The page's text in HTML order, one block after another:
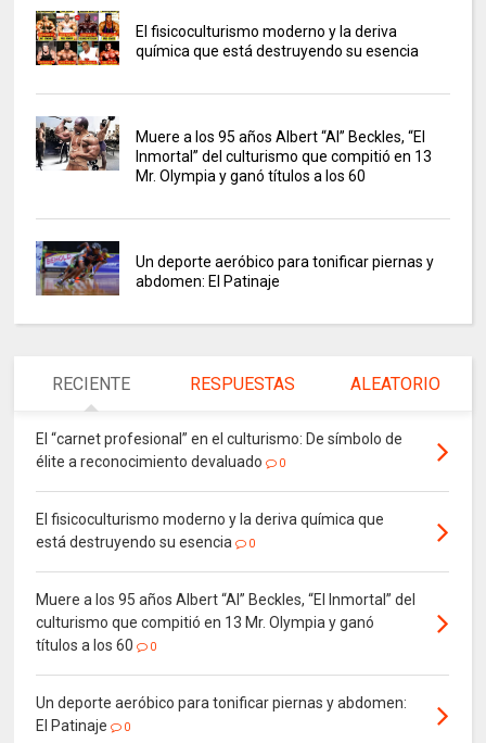
El fisicoculturismo moderno y la deriva
química que está destruyendo su esencia
Muere a los 95 años Albert “Al” Beckles, “El
Inmortal” del culturismo que compitió en 13
Mr. Olympia y ganó títulos a los 60
Un deporte aeróbico para tonificar piernas y
abdomen: El Patinaje
RECIENTE RESPUESTAS ALEATORIO
El “carnet profesional” en el culturismo: De símbolo de
élite a reconocimiento devaluado
0
El fisicoculturismo moderno y la deriva química que
está destruyendo su esencia
0
Muere a los 95 años Albert “Al” Beckles, “El Inmortal” del
culturismo que compitió en 13 Mr. Olympia y ganó
títulos a los 60
0
Un deporte aeróbico para tonificar piernas y abdomen:
El Patinaje
0